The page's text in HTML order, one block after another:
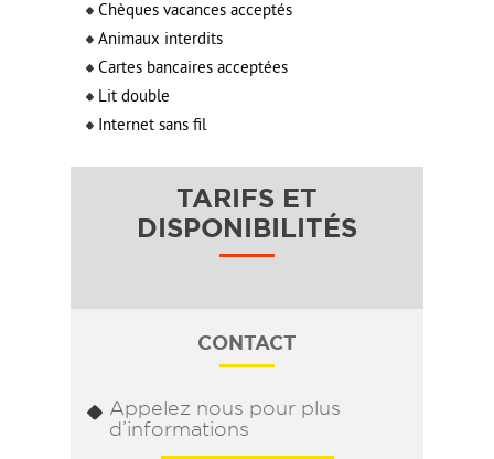
Chèques vacances acceptés
Animaux interdits
Cartes bancaires acceptées
Lit double
Internet sans fil
TARIFS ET
DISPONIBILITÉS
CONTACT
Appelez nous pour plus
d’informations